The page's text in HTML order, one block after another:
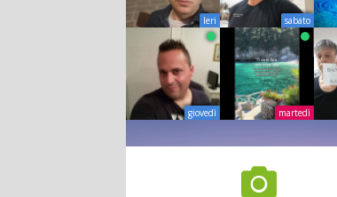
Ieri sabato
giovedì martedì